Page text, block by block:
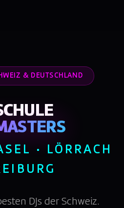
& DEUTSCHLAND
· LÖRRACH
DJs der Schweiz.